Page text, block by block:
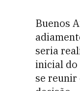
Buenos
seria
inicial do
se reunir